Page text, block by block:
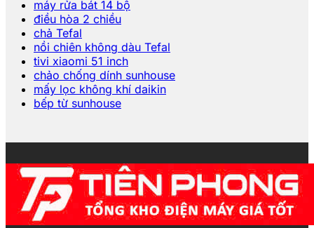
máy rửa bát 14 bộ
điều hòa 2 chiều
chả Tefal
nồi chiên không dàu Tefal
tivi xiaomi 51 inch
chảo chống dính sunhouse
mấy lọc không khí daikin
bếp từ sunhouse